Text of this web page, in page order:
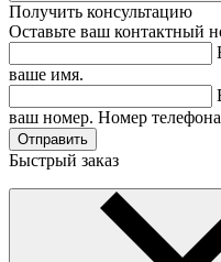
Получить консультацию
Оставьте ваш контактный
ваше имя.
ваш номер. Номер
Быстрый заказ